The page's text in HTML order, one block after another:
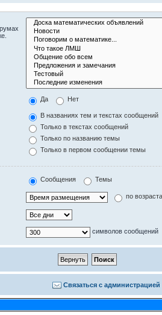
Да Нет
В названиях тем и текстах сообщений
Только в текстах сообщений
Только по названию темы
Только в первом сообщении темы
Сообщения Темы
по
символов сообщений
Связаться с администрацией